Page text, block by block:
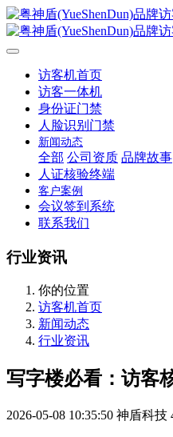
访客机首页
访客一体机
身份证门禁
人脸识别门禁
新闻动态
全部 公司资质 品牌故事
人证核验终端
客户案例
会议签到系统
联系我们
行业资讯
你的位置
访客机首页
新闻动态
行业资讯
写字楼必看：访客
2026-05-08 10:35:50 神盾科技